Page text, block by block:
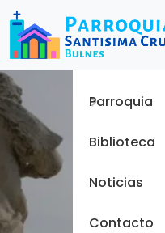
Menu
Inicio
Parroquia
Biblioteca
Noticias
Contacto